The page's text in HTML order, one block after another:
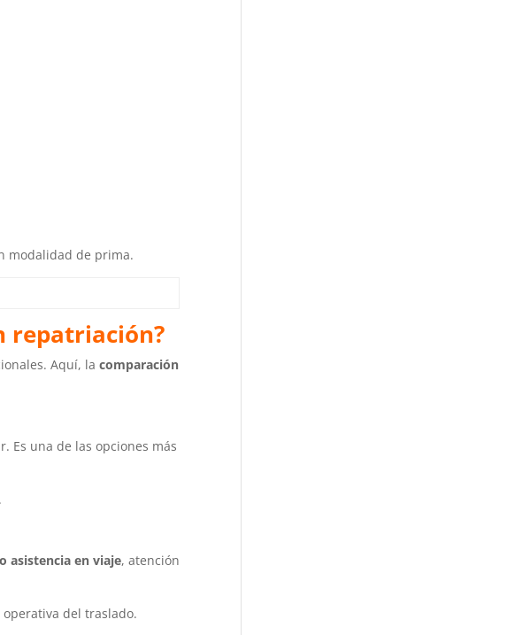
modalidad de prima.
repatriación?
Aquí, la comparación
Es una de las opciones más
asistencia en viaje, atención
del traslado.